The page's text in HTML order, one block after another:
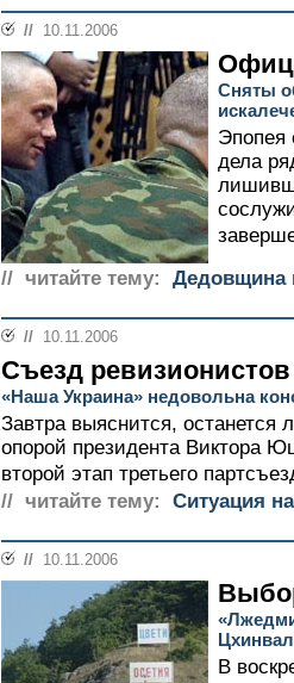
// 10.11.2006
Сняты
Эпопея
дела
// читайте тему:
Дедовщина
// 10.11.2006
Съезд ревизионистов
«Наша Украина» недовольна
Завтра выяснится,
опорой президента Виктора
второй этап третьего
// читайте тему:
Ситуация
// 10.11.2006
В